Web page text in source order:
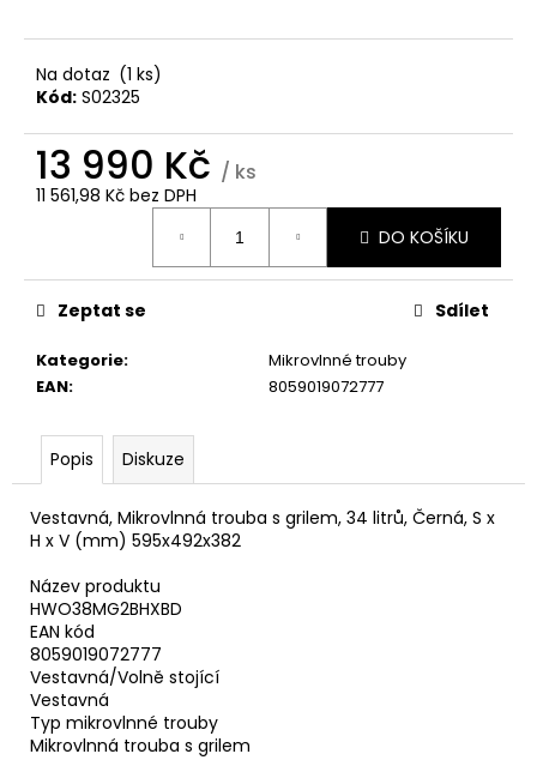
Na dotaz (1 ks)
Kód: S02325
13 990 Kč / ks
11 561,98 Kč bez DPH
DO KOŠÍKU
Kategorie:
Mikrovlnné trouby
EAN: 8059019072777
Zeptat se Sdílet
Popis Diskuze
Vestavná, Mikrovlnná trouba s grilem, 34 litrů, Černá, S x
H x V (mm) 595x492x382
Název produktu
HWO38MG2BHXBD
EAN kód
8059019072777
Vestavná/Volně stojící
Vestavná
Typ mikrovlnné trouby
Mikrovlnná trouba s grilem
u
e
m
e
WHIRLPOOL
6
490
Kč